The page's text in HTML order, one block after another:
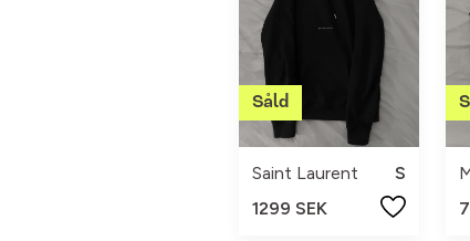
Saint Laurent
S
1299 SEK